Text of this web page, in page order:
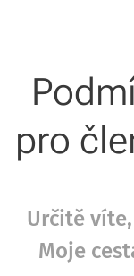
pro
Určitě
Moje